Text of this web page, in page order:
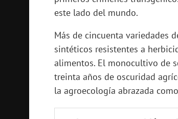
este lado del mundo.
Más de cincuenta variedades
sintéticos resistentes a
alimentos. El monocultivo de
treinta años de oscuridad
la agroecología abrazada